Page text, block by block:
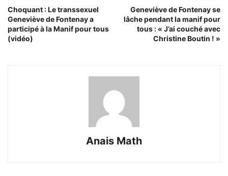
Choquant : Le transsexuel
Geneviève de Fontenay a
participé à la Manif pour tous
(vidéo)
Geneviève de Fontenay se
lâche pendant la manif pour
tous : « J’ai couché avec
Christine Boutin ! »
Anais Math